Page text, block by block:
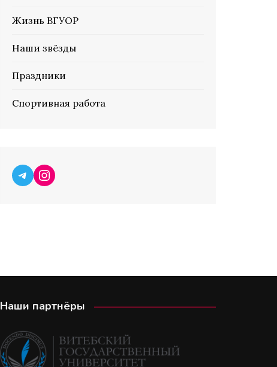
Жизнь ВГУОР
Наши звёзды
Праздники
Спортивная работа
Telegram
Instagram
Наши партнёры